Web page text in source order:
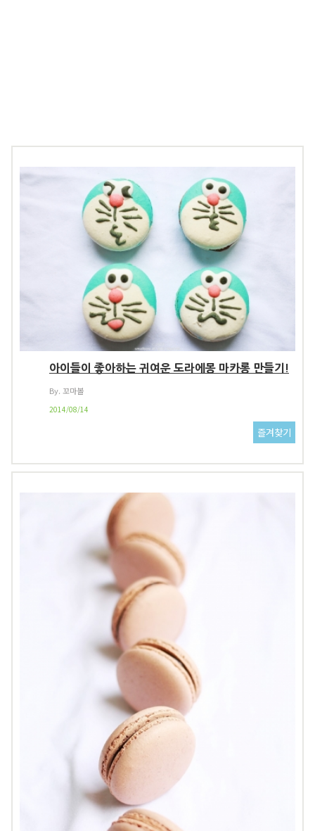
아이들이 좋아하는 귀여운 도라에몽 마카롱 만들기!
By. 꼬마볼
2014/08/14